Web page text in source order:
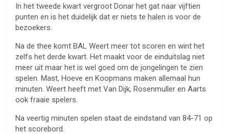
In het tweede kwart vergroot Donar het gat naar vijftien
punten en is het duidelijk dat er niets te halen is voor de
bezoekers.
Na de thee komt BAL Weert meer tot scoren en wint het
zelfs het derde kwart. Het maakt voor de einduitslag niet
meer uit maar het is wel goed om de jongelingen te zien
spelen. Mast, Hoeve en Koopmans maken allemaal hun
minuten. Weert heeft met Van Dijk, Rosenmuller en Aarts
ook fraaie spelers.
Na veertig minuten spelen staat de eindstand van 84-71 op
het scorebord.